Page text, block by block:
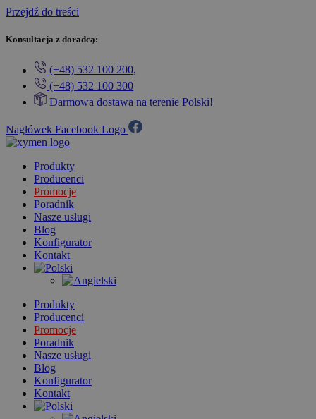
Przejdź do treści
Konsultacja z doradcą:
(+48) 532 100 200,
(+48) 532 100 300
Darmowa dostawa na terenie Polski!
Nagłówek Facebook Logo
Produkty
Producenci
Promocje
Poradnik
Nasze usługi
Blog
Konfigurator
Kontakt
Produkty
Producenci
Promocje
Poradnik
Nasze usługi
Blog
Konfigurator
Kontakt